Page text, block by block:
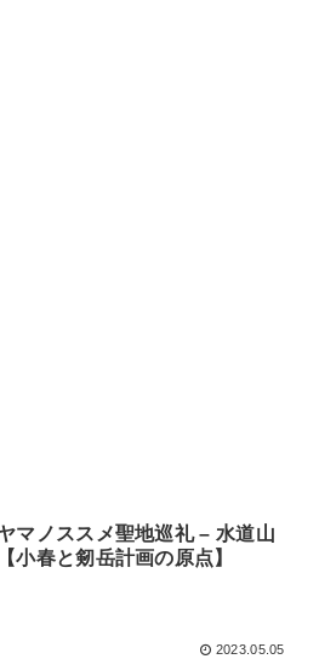
マノススメ聖地巡礼 – 水道山
【小春と剱岳計画の原点】
2023.05.05